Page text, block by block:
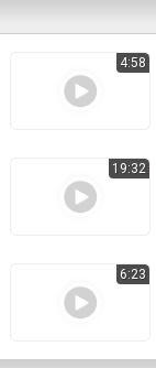
4:58
19:32
6:23